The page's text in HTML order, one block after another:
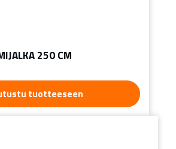
250 CM
tuotteeseen